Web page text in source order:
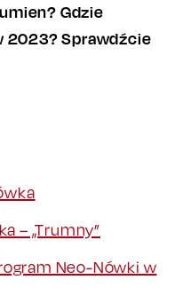
Gdzie
2023? Sprawdźcie
– „Trumny”
Neo-Nówki w